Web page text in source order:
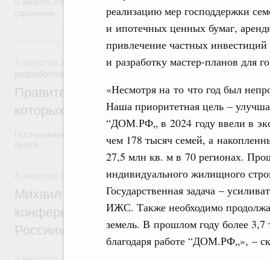
реализацию мер господдержки
и ипотечных ценных бумаг,
привлечение частных
и разработку мастер-планов для
«Несмотря на то что год был
Наша приоритетная цель –
“ДОМ.РФ„ в 2024 году ввели в
чем 178 тысяч семей, а
27,5 млн кв. м в 70 регионах.
индивидуального жилищного
Государственная задача –
ИЖС. Также необходимо
земель. В прошлом году более 3,7
благодаря работе “ДОМ.РФ„», –
Вчера
Государственная политика в сфере
разработок
Правительство расширило перечень
которых освобождаются от НДФЛ
Отрасль информационных технологий
Михаил Мишустин дал поручения по
конференции «Цифровая индустрия
России»